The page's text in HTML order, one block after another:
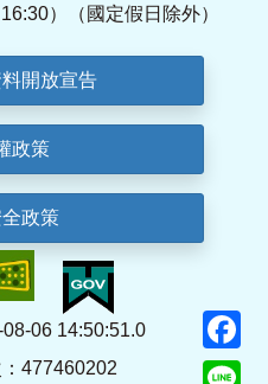
）（國定假日除外）
開放宣告
政策
政策
06 14:50:51.0
477460202